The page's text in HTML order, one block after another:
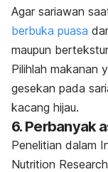
Agar sariawan
berbuka puasa
maupun
Pilihlah makanan
gesekan pada
kacang hijau.
6. Perbanyak
Penelitian dalam
Nutrition Research